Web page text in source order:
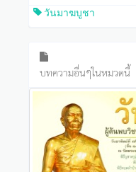
วันมาฆบูชา
บทความอื่นๆในหมวดนี้